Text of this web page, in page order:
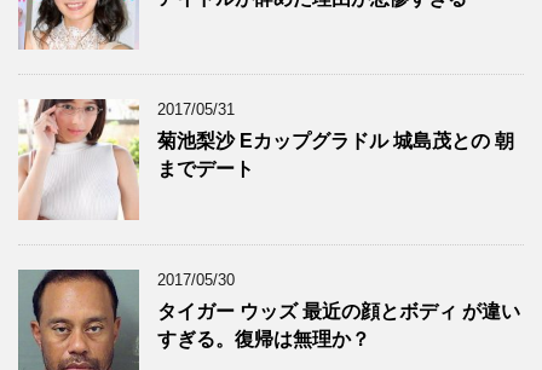
2017/05/31
菊池梨沙 Eカップグラドル 城島茂との 朝
までデート
2017/05/30
タイガー ウッズ 最近の顔とボディ が違い
すぎる。復帰は無理か？